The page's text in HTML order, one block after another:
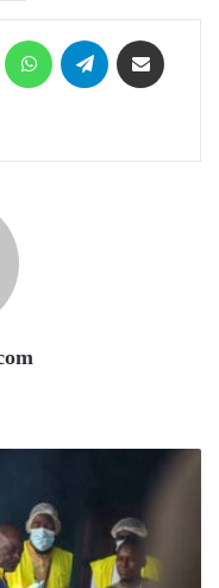
Messenger WhatsApp Telegram